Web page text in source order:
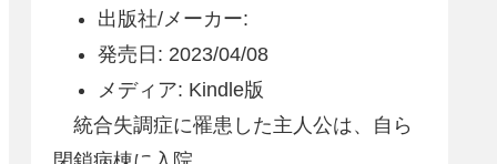
出版社/メーカー:
発売日: 2023/04/08
メディア: Kindle版
統合失調症に罹患した主人公は、自ら